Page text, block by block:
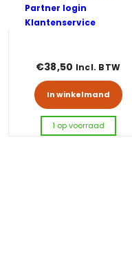
Partner login
Klantenservice
Afzuigventilator – dicht
€38,50 Incl. BTW
In winkelmand
1 op voorraad